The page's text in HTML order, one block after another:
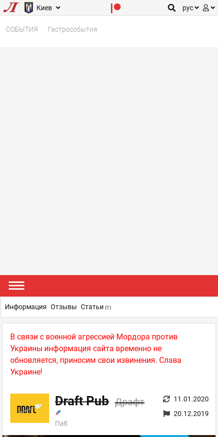
Киев рус
СОБЫТИЯ Гастрособытия
В связи с военной агрессией Мордора против
Украины информация сайта временно не
обновляется, приносим свои извинения. Слава
Украине!
Draft Pub Драфт
Паб
11.01.2020
20.12.2019
Информация Отзывы Статьи (1)